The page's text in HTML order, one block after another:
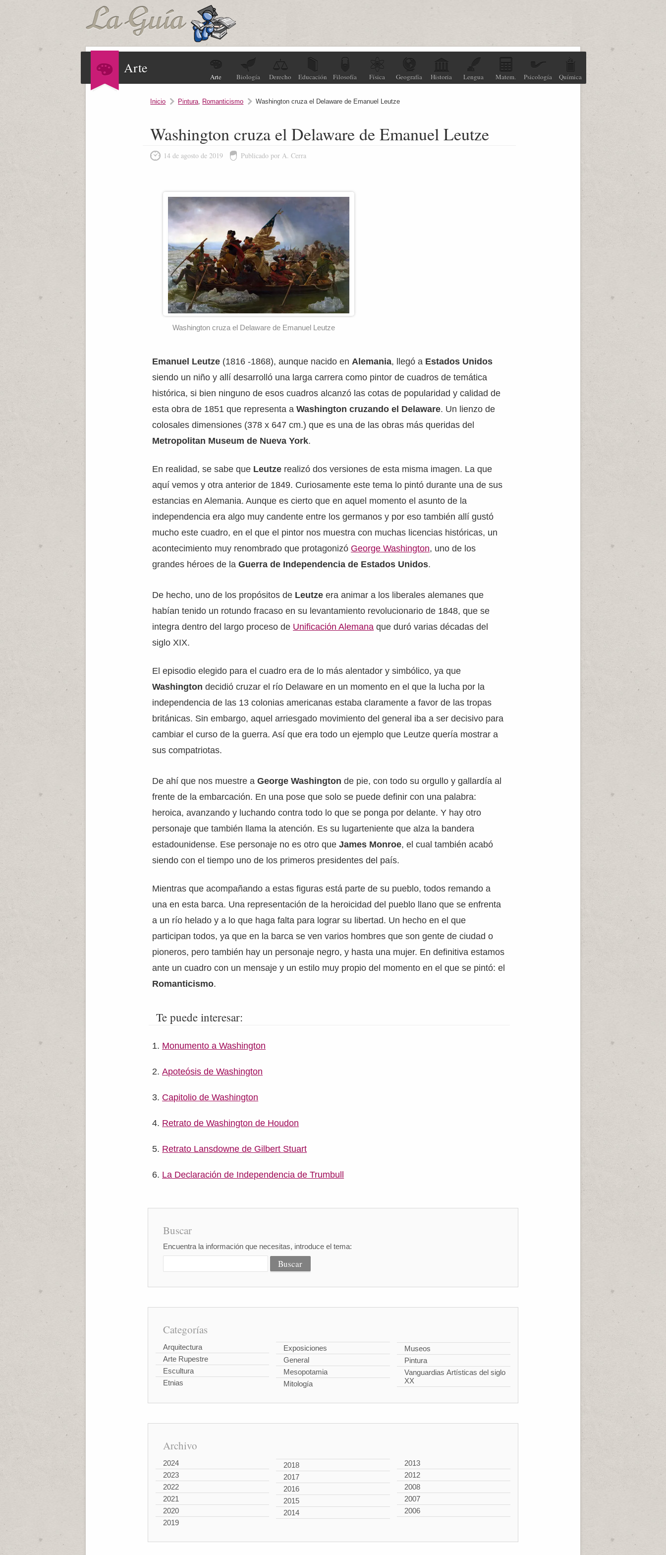
Arte
Arte Biología Derecho Educación Filosofía Física Geografía Historia Lengua Matem. Psicología Química
Inicio Pintura, Romanticismo Washington cruza el Delaware de Emanuel Leutze
Washington cruza el Delaware de Emanuel Leutze
14 de agosto de 2019 Publicado por A. Cerra
Washington cruza el Delaware de Emanuel Leutze
Emanuel Leutze (1816 -1868), aunque nacido enAlemania, llegó a Estados Unidos
siendo un niño y allí desarrolló una larga carrera como pintor de cuadros de temática
histórica, si bien ninguno de esos cuadros alcanzó las cotas de popularidad y calidad de
esta obra de 1851 que representa aWashington cruzando el Delaware. Un lienzo de
colosales dimensiones (378 x 647 cm.) que es una de las obras más queridas del
Metropolitan Museum de Nueva York.
En realidad, se sabe que Leutze realizó dos versiones de esta misma imagen. La que
aquí vemos y otra anterior de 1849. Curiosamente este tema lo pintó durante una de sus
estancias en Alemania. Aunque es cierto que en aquel momento el asunto de la
independencia era algo muy candente entre los germanos y por eso también allí gustó
mucho este cuadro, en el que el pintor nos muestra con muchas licencias históricas, un
acontecimiento muy renombrado que protagonizó George Washington, uno de los
grandes héroes de laGuerra de Independencia de Estados Unidos.
De hecho, uno de los propósitos de Leutze era animar a los liberales alemanes que
habían tenido un rotundo fracaso en su levantamiento revolucionario de 1848, que se
integra dentro del largo proceso de Unificación Alemana que duró varias décadas del
siglo XIX.
El episodio elegido para el cuadro era de lo más alentador y simbólico, ya que
Washington decidió cruzar el río Delaware en un momento en el que la lucha por la
independencia de las 13 colonias americanas estaba claramente a favor de las tropas
británicas. Sin embargo, aquel arriesgado movimiento del general iba a ser decisivo para
cambiar el curso de la guerra. Así que era todo un ejemplo que Leutze quería mostrar a
sus compatriotas.
De ahí que nos muestre aGeorge Washington de pie, con todo su orgullo y gallardía al
frente de la embarcación. En una pose que solo se puede definir con una palabra:
heroica, avanzando y luchando contra todo lo que se ponga por delante. Y hay otro
personaje que también llama la atención. Es su lugarteniente que alza la bandera
estadounidense. Ese personaje no es otro que James Monroe, el cual también acabó
siendo con el tiempo uno de los primeros presidentes del país.
Mientras que acompañando a estas figuras está parte de su pueblo, todos remando a
una en esta barca. Una representación de la heroicidad del pueblo llano que se enfrenta
a un río helado y a lo que haga falta para lograr su libertad. Un hecho en el que
participan todos, ya que en la barca se ven varios hombres que son gente de ciudad o
pioneros, pero también hay un personaje negro, y hasta una mujer. En definitiva estamos
ante un cuadro con un mensaje y un estilo muy propio del momento en el que se pintó: el
Romanticismo.
Te puede interesar:
Monumento a Washington
Apoteósis de Washington
Capitolio de Washington
Retrato de Washington de Houdon
Retrato Lansdowne de Gilbert Stuart
La Declaración de Independencia de Trumbull
Buscar
Encuentra la información que necesitas, introduce el tema:
Categorías
Arquitectura
Arte Rupestre
Escultura
Etnias
Exposiciones
General
Mesopotamia
Mitología
Museos
Pintura
Vanguardias Artísticas del siglo
XX
Archivo
2024
2023
2022
2021
2020
2019
2018
2017
2016
2015
2014
2013
2012
2008
2007
2006